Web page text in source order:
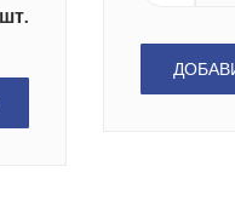
шт.